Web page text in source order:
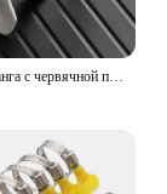
Зажим для шланга с червячной передачей из нержавеющей стали 201, регулируемый зажим 6-60 мм, зажим для шланга, зажим для водопроводной трубы, механический автомобильный